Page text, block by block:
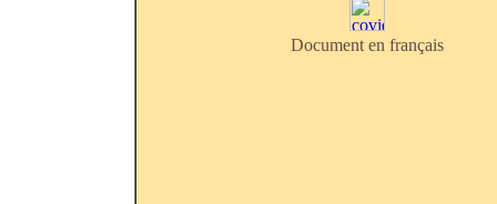
Document en français